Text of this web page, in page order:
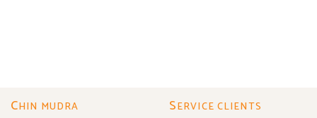
CHIN MUDRA SERVICE CLIENTS